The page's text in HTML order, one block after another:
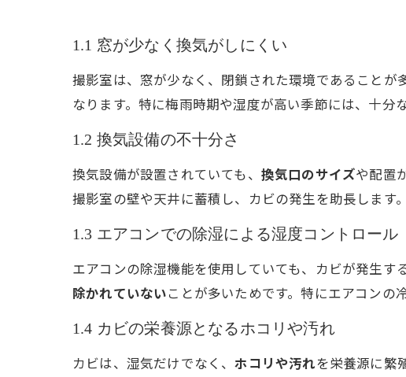
1.1 窓が少なく換気がしにくい
撮影室は、窓が少なく、閉鎖された環境であることが
なります。特に梅雨時期や湿度が高い季節には、十分
1.2 換気設備の不十分さ
換気設備が設置されていても、 換気口のサイズや配置
撮影室の壁や天井に蓄積し、カビの発生を助長します。
1.3 エアコンでの除湿による湿度コントロール
エアコンの除湿機能を使用していても、カビが発生す
除かれていないことが多いためです。特にエアコンの
1.4 カビの栄養源となるホコリや汚れ
カビは、湿気だけでなく、ホコリや汚れを栄養源に繁